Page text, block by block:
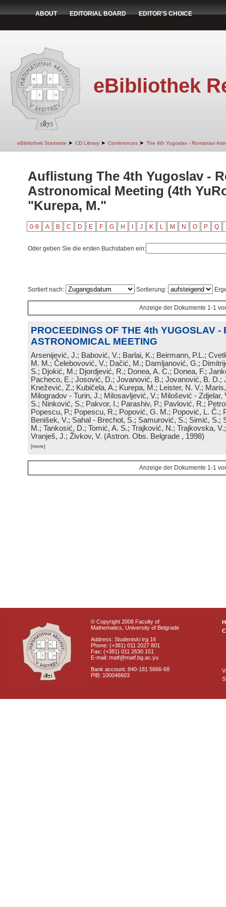
ABOUT EDITORIAL BOARD EDITOR'S CHOICE
eBibliothek
eBibliothek Startseite ➤ CD Library ➤ Conferences ➤ The 4th Yugoslav - Romanian
Auflistung The 4th Yugoslav -
Astronomical Meeting (4th
"Kurepa, M."
0-9 A B C D E F G H J K L M N O P Q
Oder geben Sie die ersten Buchstaben ein:
Sortiert nach: Sortierung:
Anzeige der Dokumente 1-1
PROCEEDINGS OF THE 4th YUGOSLAV -
ASTRONOMICAL MEETING
Arsenijević, J.; Babović, V.; Barlai, K.; Beirmann, P.L.;
M. M.; Čelebovović, V.; Dačić, M.; Damljanović, G.;
S.; Djokić, M.; Djordjević, R.; Donea, A. C.; Donea, F.;
Pacheco, E.; Josović, D.; Jovanović, B.; Jovanović, B. D.;
Knežević, Z.; Kubičela, A.; Kurepa, M.; Leister, N. V.;
Milogradov - Turin, J.; Milosavljević, V.; Milošević - Zdjelar,
S.; Ninković, S.; Pakvor, I.; Parashiv, P.; Pavlović, R.;
Popescu, P.; Popescu, R.; Popović, G. M.; Popović, L. Č.;
Benišek, V.; Sahal - Brechot, S.; Samurović, S.; Simić, S.;
M.; Tankosić, D.; Tomić, A. S.; Trajković, N.; Trajkovska,
Vranješ, J.; Živkov, V. (Astron. Obs. Belgrade , 1998)
[more]
Anzeige der Dokumente 1-1
© Copyright 2008 Faculty of
Mathematics, University of Belgrade
Address: Studentski trg 16
Phone: (+381) 011 2027 801
Fax: (+381) 011 2630 151
E-mail: matf@matf.bg.ac.yu
Bank account: 840-181 5666-68
PIB: 100046603